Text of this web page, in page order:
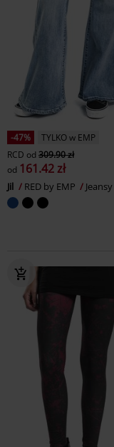
-47%
TYLKO w EMP
RCD od 309.90 zł
od 161.42 zł
Jil RED by EMP Jeansy